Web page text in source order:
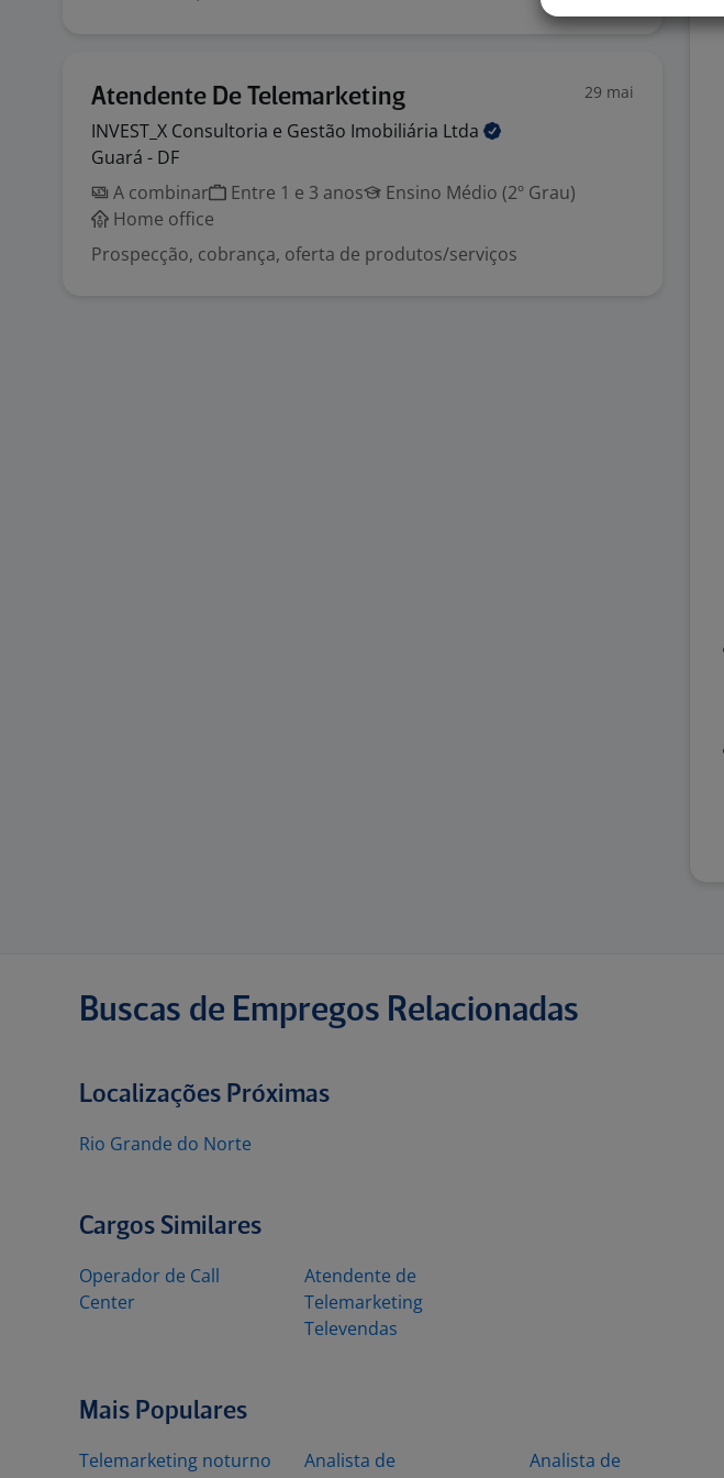
Atendente De Telemarketing 29 mai
INVEST_X Consultoria e Gestão Imobiliária Ltda
Guará - DF
A combinar
Entre 1 e 3 anos
Ensino Médio (2º Grau)
Home office
Prospecção, cobrança, oferta de produtos/serviços
Buscas de Empregos Relacionadas
Localizações Próximas
Rio Grande do Norte
Cargos Similares
Operador de Call
Center
Atendente de
Telemarketing
Televendas
Mais Populares
Telemarketing noturno
Analista de
Analista de